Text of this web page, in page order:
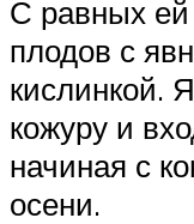
С равных ей
плодов с
кислинкой.
кожуру и
начиная с
осени.